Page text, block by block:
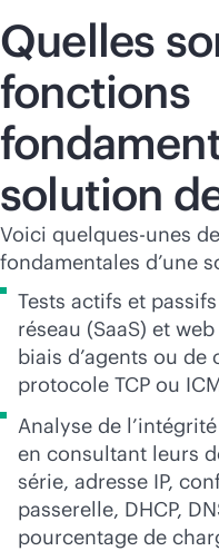
Quelles
fonctions
solution
Voici quelques-unes
fondamentales d’une
Tests actifs et
réseau (SaaS) et
biais d’agents ou
protocole TCP ou
Analyse de
en consultant leurs
série, adresse IP,
passerelle, DHCP,
pourcentage de